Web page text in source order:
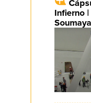
Infierno
Soumaya